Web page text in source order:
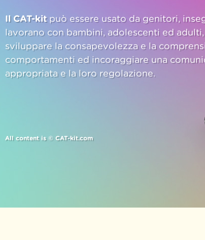
Il CAT-kitpuò essere usato da genitori,
lavorano con bambini, adolescenti ed
sviluppare la consapevolezza e la
comportamenti ed incoraggiare una
appropriata e la loro regolazione.
All content is © CAT-kit.com